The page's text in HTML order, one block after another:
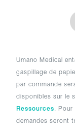
Umano Medical
gaspillage de
par commande
disponibles sur le
Ressources. Pour
demandes seront